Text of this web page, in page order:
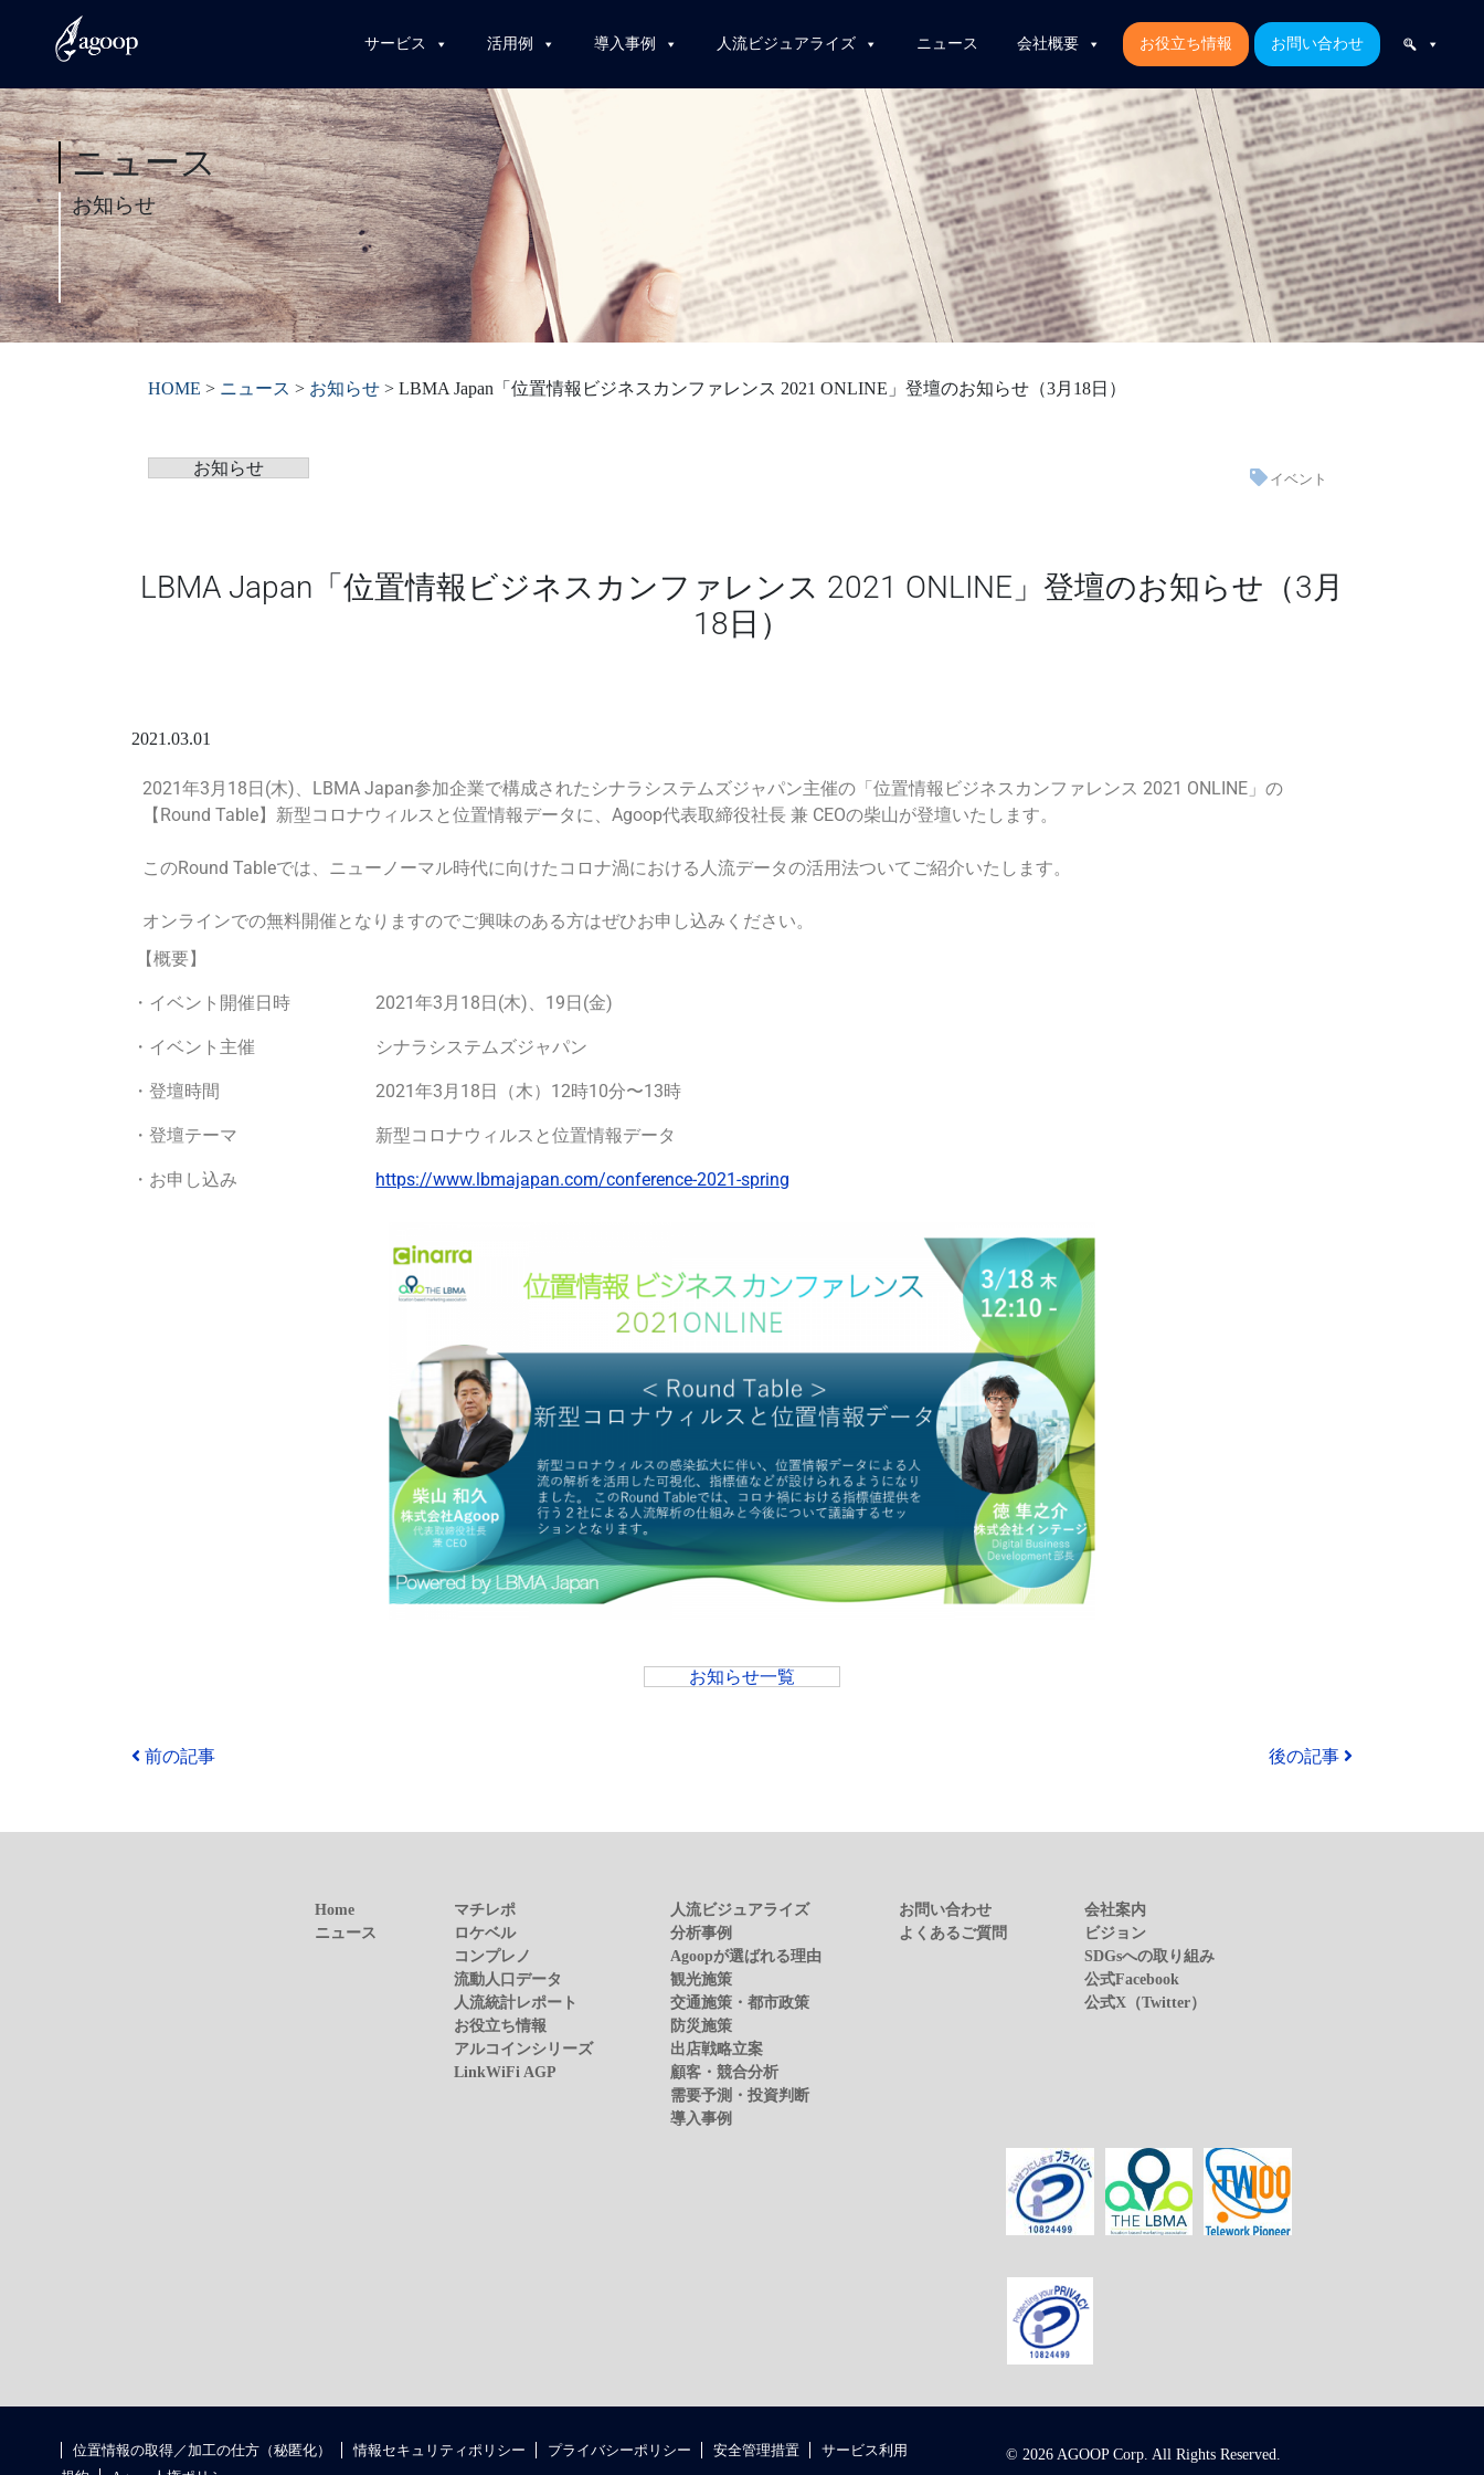
サービス 活用例 導入事例 人流ビジュアライズ ニュース 会社概要 お役立ち情報 お問い合わせ
ニュース
お知らせ
HOME > ニュース > お知らせ >LBMA Japan「位置情報ビジネスカンファレンス 2021 ONLINE」登壇のお知らせ（3月18日）
お知らせ
イベント
LBMA Japan「位置情報ビジネスカンファレンス 2021 ONLINE」登壇のお知らせ（3月
18日）
2021.03.01
2021年3月18日(木)、LBMA Japan参加企業で構成された シナラシステムズジャパン主催の 「位置情報ビジネスカンファレンス 2021 ONLINE」の
【Round Table】新型コロナウィルスと位置情報データ に、Agoop代表取締役社長 兼 CEOの柴山が登壇いたします。
このRound Tableでは、 ニューノーマル時代に向けた コロナ渦における 人流データの活用法ついてご紹介いたします。
オンラインでの無料開催となりますのでご興味のある方はぜひお申し込みください。
【概要】
・イベント開催日時 2021年3月18日(木)、19日(金)
・イベント主催 シナラシステムズジャパン
・登壇時間 2021年3月18日（木）12時10分〜13時
・登壇テーマ 新型コロナウィルスと位置情報データ
・お申し込み https://www.lbmajapan.com/conference-2021-spring
お知らせ一覧
前の記事 後の記事
Home
ニュース
マチレポ
ロケベル
コンプレノ
流動人口データ
人流統計レポート
お役立ち情報
アルコインシリーズ
LinkWiFi AGP
人流ビジュアライズ
分析事例
Agoopが選ばれる理由
観光施策
交通施策・都市政策
防災施策
出店戦略立案
顧客・競合分析
需要予測・投資判断
導入事例
お問い合わせ
よくあるご質問
会社案内
ビジョン
SDGsへの取り組み
公式Facebook
公式X（Twitter）
位置情報の取得／加工の仕方（秘匿化） 情報セキュリティポリシー プライバシーポリシー 安全管理措置
サービス利用
© 2026 AGOOP Corp. All Rights Reserved.